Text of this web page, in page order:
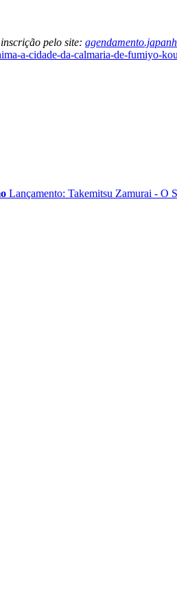
pelo site:
a-cidade-da-calmaria-de-fumiyo-
Lançamento: Takemitsu Zamurai - O